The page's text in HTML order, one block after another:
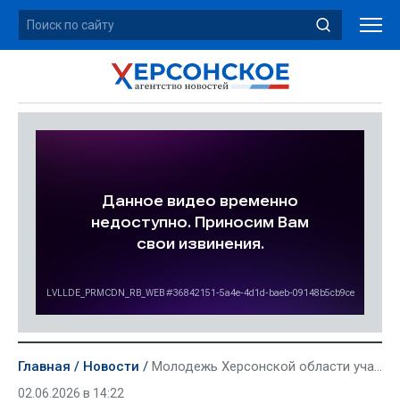
Главная Новости Молодежь Херсонской области участвовала в патриотическом проекте «Плечом к плечу»
02.06.2026 в 14:22